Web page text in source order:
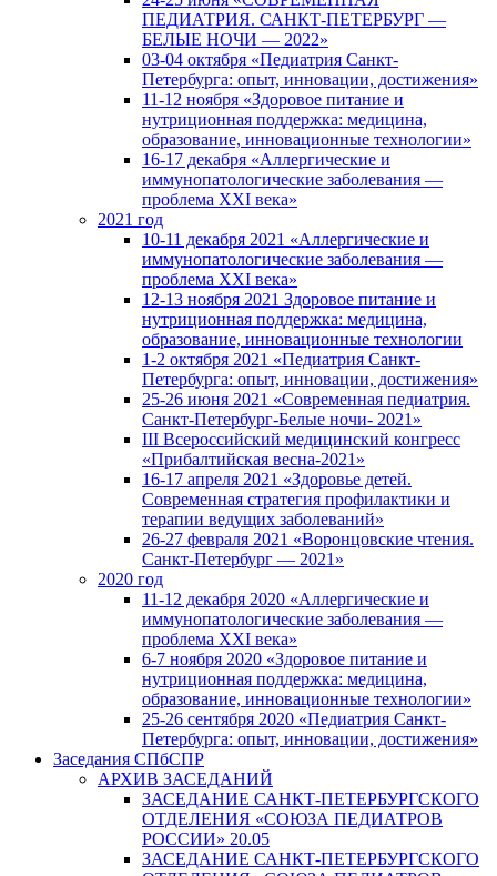
ПЕДИАТРИЯ. САНКТ-ПЕТЕРБУРГ —
БЕЛЫЕ НОЧИ — 2022»
03-04 октября «Педиатрия Санкт-
Петербурга: опыт, инновации, достижения»
11-12 ноября «Здоровое питание и
нутриционная поддержка: медицина,
образование, инновационные технологии»
16-17 декабря «Аллергические и
иммунопатологические заболевания —
проблема XXI века»
2021 год
10-11 декабря 2021 «Аллергические и
иммунопатологические заболевания —
проблема XXI века»
12-13 ноября 2021 Здоровое питание и
нутриционная поддержка: медицина,
образование, инновационные технологии
1-2 октября 2021 «Педиатрия Санкт-
Петербурга: опыт, инновации, достижения»
25-26 июня 2021 «Современная педиатрия.
Санкт-Петербург-Белые ночи- 2021»
III Всероссийский медицинский конгресс
«Прибалтийская весна-2021»
16-17 апреля 2021 «Здоровье детей.
Современная стратегия профилактики и
терапии ведущих заболеваний»
26-27 февраля 2021 «Воронцовские чтения.
Санкт-Петербург — 2021»
2020 год
11-12 декабря 2020 «Аллергические и
иммунопатологические заболевания —
проблема XXI века»
6-7 ноября 2020 «Здоровое питание и
нутриционная поддержка: медицина,
образование, инновационные технологии»
25-26 сентября 2020 «Педиатрия Санкт-
Петербурга: опыт, инновации, достижения»
Заседания СПбСПР
АРХИВ ЗАСЕДАНИЙ
ЗАСЕДАНИЕ САНКТ-ПЕТЕРБУРГСКОГО
ОТДЕЛЕНИЯ «СОЮЗА ПЕДИАТРОВ
РОССИИ» 20.05
ЗАСЕДАНИЕ САНКТ-ПЕТЕРБУРГСКОГО